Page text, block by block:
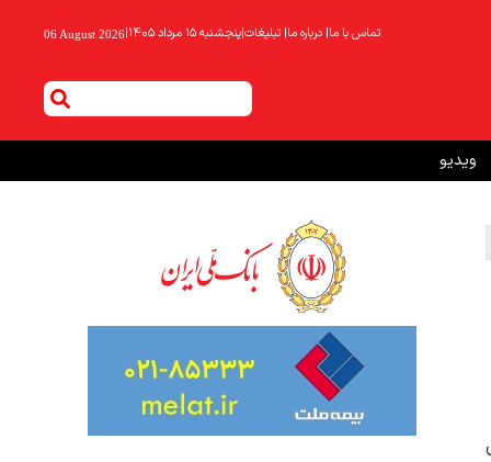
تماس با ما| درباره ما| تبلیغات|پنجشنبه ۱۵ مرداد ۱۴۰۵ |
06 August 2026
ویدیو